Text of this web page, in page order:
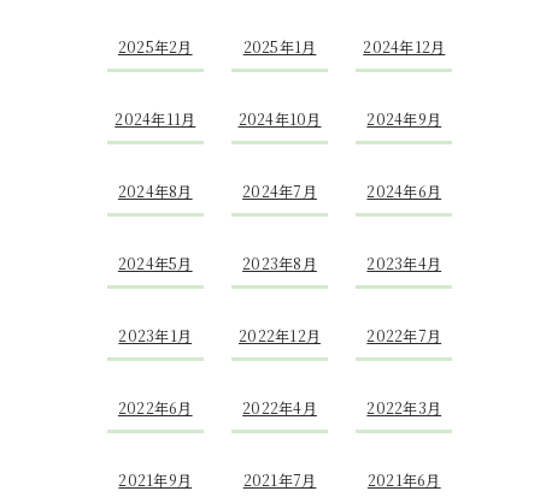
2025年2月 2025年1月 2024年12月
2024年11月 2024年10月 2024年9月
2024年8月 2024年7月 2024年6月
2024年5月 2023年8月 2023年4月
2023年1月 2022年12月 2022年7月
2022年6月 2022年4月 2022年3月
2021年9月 2021年7月 2021年6月